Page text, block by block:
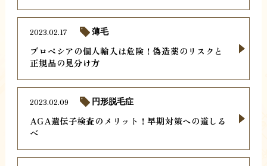
プロペシアの個人輸入は危険！偽造薬のリスクと
正規品の見分け方
2023.02.17 薄毛
AGA遺伝子検査のメリット！早期対策への道しる
べ
2023.02.09 円形脱毛症